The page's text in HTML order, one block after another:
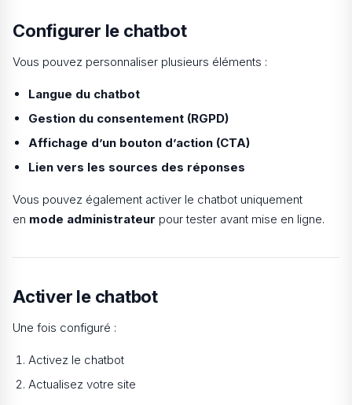
Configurer le chatbot
Vous pouvez personnaliser plusieurs éléments :
Langue du chatbot
Gestion du consentement (RGPD)
Affichage d’un bouton d’action (CTA)
Lien vers les sources des réponses
Vous pouvez également activer le chatbot uniquement
en mode administrateur pour tester avant mise en ligne.
Activer le chatbot
Une fois configuré :
Activez le chatbot
Actualisez votre site